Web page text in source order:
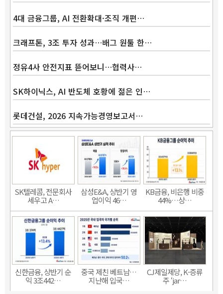
4대 금융그룹, AI 전환확대·조직 개편…
크래프톤, 3조 투자 성과…배그 원툴 한…
정유4사 안전지표 뜯어보니…협력사…
SK하이닉스, AI 반도체 호황에 젊은 인…
롯데건설, 2026 지속가능경영보고서…
SK텔레콤, 전문회사
세우고 A…
삼성E&A, 상반기 영
업이익 46…
KB금융, 비은행 비중
44%…상…
신한금융, 상반기 순
익 3조442…
중국 제친 베트남…
지난해 입국…
CJ제일제당, K-증류
주 ‘jar…